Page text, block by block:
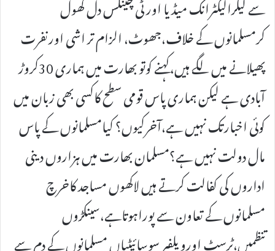
کرمسلمانوں کے خلاف،جھوٹ، الزام تر اشی اورنفرت
پھیلانے میں لگے ہیں،کہنے کوتو بھارت میں ہماری 30کروڑ
آبادی ہے لیکن ہماری پاس قومی سطح کاکسی بھی زبان میں
کوئی اخبارتک نہیں ہے،آخرکیوں؟ کیامسلمانوں کے پاس
مال دولت نہیں ہے؟مسلمان بھارت میں ہزاروں دینی
اداروں کی کفالت کرتے ہیں لاکھوں مساجد کاخرچ
مسلمانوں کے تعاون سے پوراہوتاہے،سینکڑوں
تنظمیں،ٹرسٹ اورویلفیر سوسائیٹیاں مسلمانوں کے دم سے